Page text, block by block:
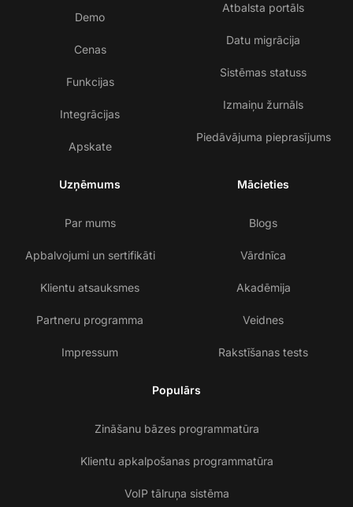
Demo
Cenas
Funkcijas
Integrācijas
Apskate
Atbalsta portāls
Datu migrācija
Sistēmas statuss
Izmaiņu žurnāls
Piedāvājuma pieprasījums
Uzņēmums
Par mums
Apbalvojumi un sertifikāti
Klientu atsauksmes
Partneru programma
Impressum
Mācieties
Blogs
Vārdnīca
Akadēmija
Veidnes
Rakstīšanas tests
Populārs
Zināšanu bāzes programmatūra
Klientu apkalpošanas programmatūra
VoIP tālruņa sistēma